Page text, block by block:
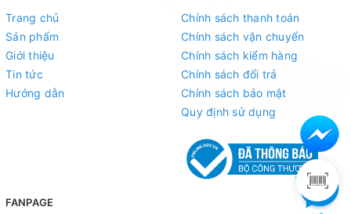
ship COD ( nhận hàng thanh toán )
HỆ THỐNG TÀI KHOẢN NGÂN HÀNG
1. Ngân hàng Kỹ thương TECHCOMBANK -CN Hoàng
Hoa Thám - Hà Nội
Chủ tài khoản : Nguyễn Thị Tuyết Minh
CN Hà
Nội
Trang chủ
Sản phẩm
Giới thiệu
Tin tức
Hướng dẫn
Chính sách thanh toán
Chính sách vận chuyển
Chính sách kiểm hàng
Chính sách đổi trả
Chính sách bảo mật
Quy định sử dụng
FANPAGE